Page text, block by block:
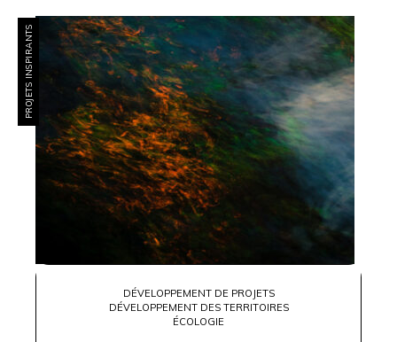
PROJETS INSPIRANTS
DÉVELOPPEMENT DE PROJETS
DÉVELOPPEMENT DES TERRITOIRES
ÉCOLOGIE